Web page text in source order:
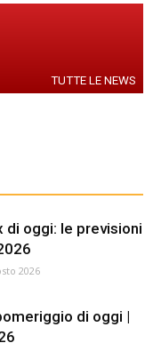
TUTTE LE NEWS
di oggi: le previsioni
2026
di oggi |